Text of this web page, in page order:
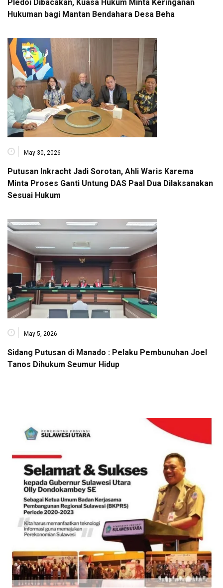
Pledoi Dibacakan, Kuasa Hukum Minta Keringanan
Hukuman bagi Mantan Bendahara Desa Beha
May 30, 2026
Putusan Inkracht Jadi Sorotan, Ahli Waris Karema
Minta Proses Ganti Untung DAS Paal Dua Dilaksanakan
Sesuai Hukum
May 5, 2026
Sidang Putusan di Manado : Pelaku Pembunuhan Joel
Tanos Dihukum Seumur Hidup